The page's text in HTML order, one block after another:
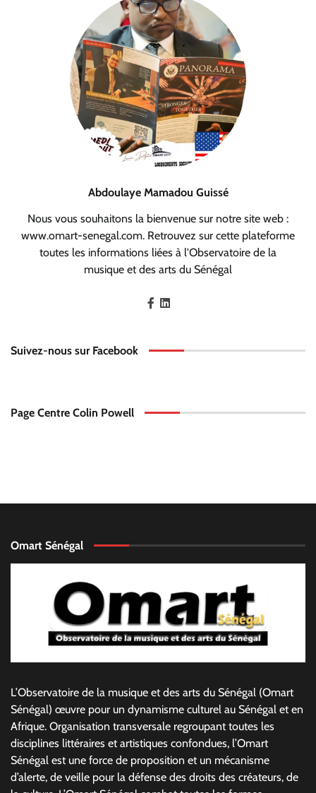
Abdoulaye Mamadou Guissé
Nous vous souhaitons la bienvenue sur notre site web :
www.omart-senegal.com. Retrouvez sur cette plateforme
toutes les informations liées à l'Observatoire de la
musique et des arts du Sénégal
Suivez-nous sur Facebook
Page Centre Colin Powell
Omart Sénégal
L’Observatoire de la musique et des arts du Sénégal (Omart
Sénégal) œuvre pour un dynamisme culturel au Sénégal et en
Afrique. Organisation transversale regroupant toutes les
disciplines littéraires et artistiques confondues, l’Omart
Sénégal est une force de proposition et un mécanisme
d’alerte, de veille pour la défense des droits des créateurs, de